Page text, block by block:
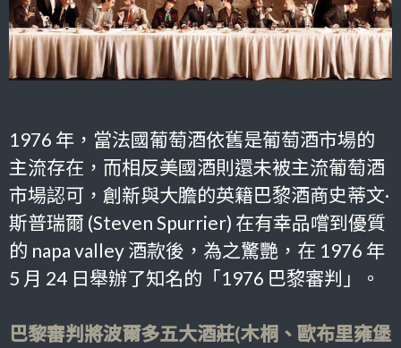
1976 年，當法國葡萄酒依舊是葡萄酒市場的
主流存在，而相反美國酒則還未被主流葡萄酒
市場認可，創新與大膽的英籍巴黎酒商史蒂文·
斯普瑞爾 (Steven Spurrier) 在有幸品嚐到優質
的 napa valley 酒款後，為之驚艷，在 1976 年
5 月 24 日舉辦了知名的「1976 巴黎審判」。
巴黎審判將波爾多五大酒莊(木桐、歐布里雍堡